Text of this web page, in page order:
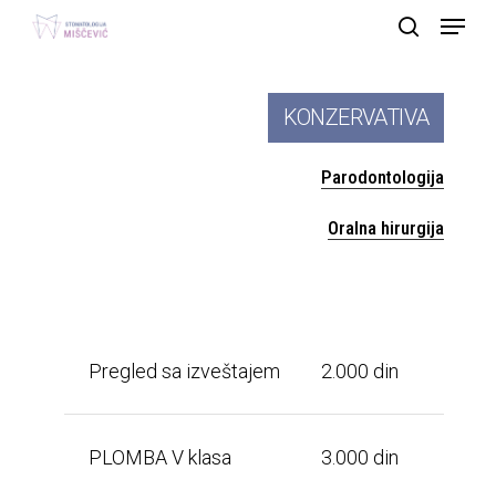
Menu
KONZERVATIVA
Parodontologija
Oralna hirurgija
Pregled sa izveštajem 2.000 din
PLOMBA V klasa 3.000 din